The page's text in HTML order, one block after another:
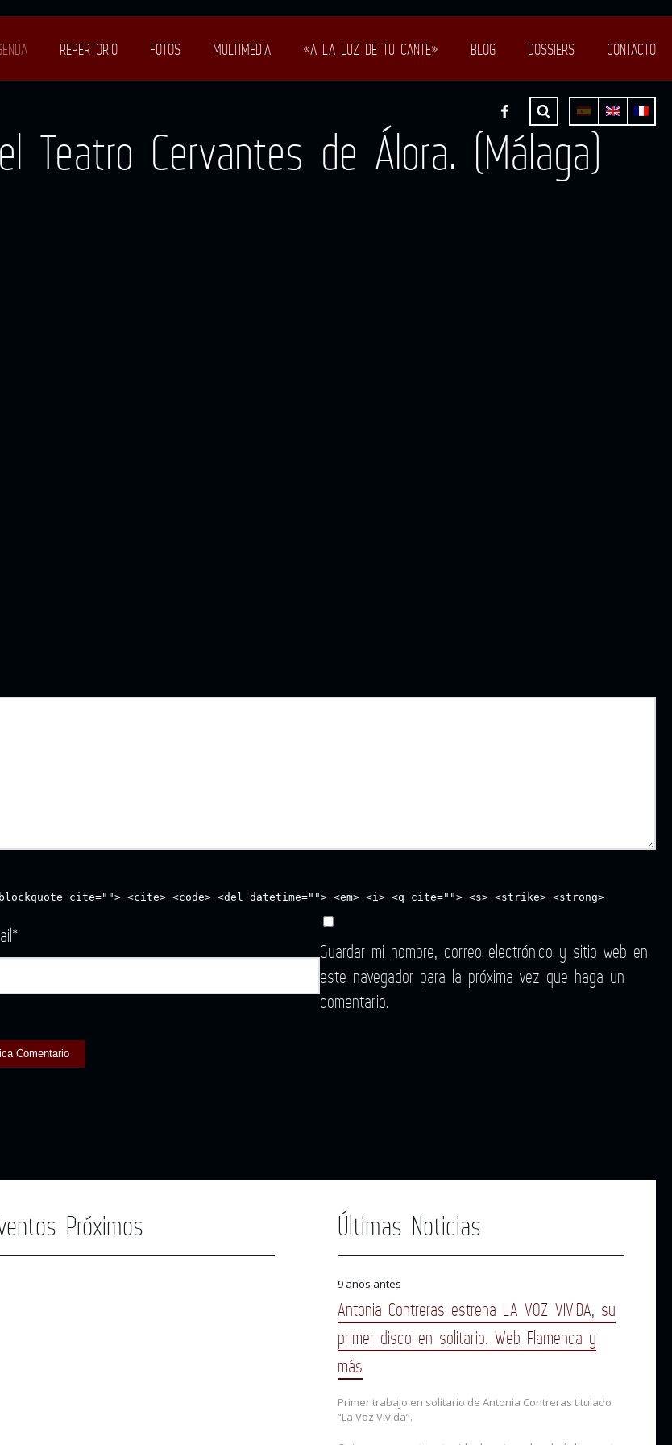
REPERTORIO FOTOS MULTIMEDIA «A LA LUZ DE TU CANTE» BLOG DOSSIERS CONTACTO
Teatro Cervantes de Álora. (Málaga)
cite=""> <cite> <code> <del datetime=""> <em> <i> <q cite=""> <s> <strike> <strong>
*
Guardar mi nombre, correo electrónico y sitio web en
este navegador para la próxima vez que haga un
comentario.
Próximos Últimas Noticias
9 años antes
Antonia Contreras estrena LA VOZ VIVIDA, su
primer disco en solitario. Web Flamenca y
más
Primer trabajo en solitario de Antonia Contreras titulado
“La Voz Vivida”.